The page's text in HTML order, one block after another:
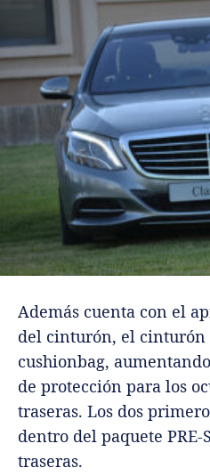
Además cuenta con el
del cinturón, el cinturón
cushionbag,
de protección para los
traseras. Los dos
dentro del paquete PRE-
traseras.